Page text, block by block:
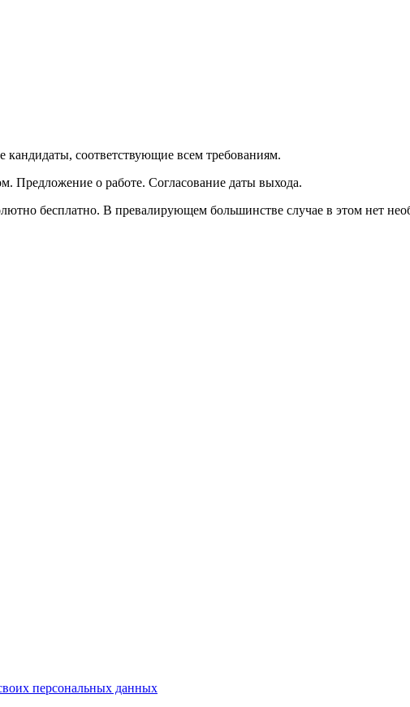
кандидаты, соответствующие всем требованиям.
Предложение о работе. Согласование даты выхода.
бесплатно. В превалирующем большинстве случае в этом нет
персональных данных